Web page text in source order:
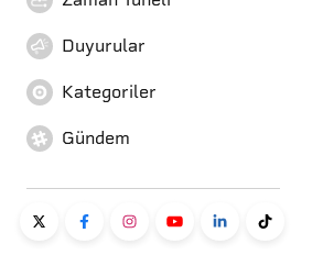
Duyurular
Kategoriler
Gündem